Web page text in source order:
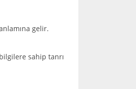
gelir.
sahip tanrı